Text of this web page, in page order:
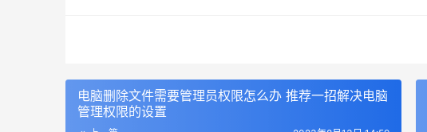
电脑删除文件需要管理员权限怎么办 推荐一招解决电脑
管理权限的设置